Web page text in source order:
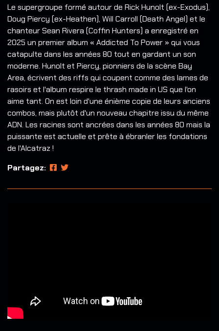
Le supergroupe formé autour de Rick Hunolt (ex-Exodus),
Doug Piercy (ex-Heathen), Will Carroll (Death Angel) et le
chanteur Sean Rivera (Coffin Hunters) a enregistré en
2025 un premier album « Addicted To Power » qui vous
catapulte dans les années 80 tout en gardant un son
moderne. Hunolt et Piercy, pionniers de la scène Bay
Area, écrivent des riffs qui coupent comme des lames de
rasoirs et l'album respire le thrash made in US que l'on
aime tant. On est loin d'une énième copie de leurs anciens
combos, mais plutôt d'un nouveau chapitre issu du même
ADN. Les racines sont ancrées dans les années 80 mais la
puissante est actuelle et prête à ébranler les fondations
de l'Alcatraz !
Partagez: